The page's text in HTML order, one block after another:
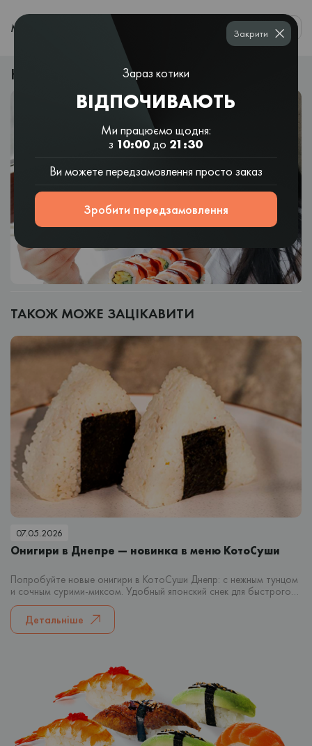
МЕНЮ 0
Калорійність ролів та суші: наскільки калорійні?
ТАКОЖ МОЖЕ ЗАЦІКАВИТИ
07.05.2026
Онигири в Днепре — новинка в меню КотоСуши
Попробуйте новые онигири в КотоСуши Днепр: с нежным тунцом
и сочным сурими-миксом. Удобный японский снек для быстрого
перекуса или заказа домой.
Детальніше
Зараз котики
ВІДПОЧИВАЮТЬ
Ми працюємо щодня:
з 10:00до 21:30
Ви можете передзамовлення просто заказ
Зробити передзамовлення
Закрити